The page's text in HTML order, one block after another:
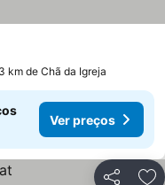
km de Chã da Igreja
Ver preços